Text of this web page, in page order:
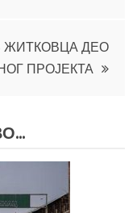
ЖИТКОВЦА ДЕО
ПРОЈЕКТА